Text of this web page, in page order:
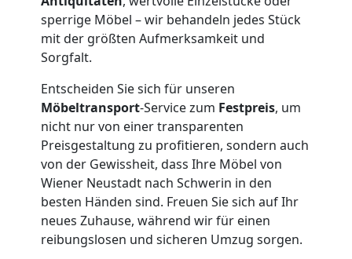
sperrige Möbel – wir behandeln jedes Stück
mit der größten Aufmerksamkeit und
Sorgfalt.
Entscheiden Sie sich für unseren
Möbeltransport-Service zum Festpreis, um
nicht nur von einer transparenten
Preisgestaltung zu profitieren, sondern auch
von der Gewissheit, dass Ihre Möbel von
Wiener Neustadt nach Schwerin in den
besten Händen sind. Freuen Sie sich auf Ihr
neues Zuhause, während wir für einen
reibungslosen und sicheren Umzug sorgen.
Expressumzug
Wiener
Neustadt
Tragehilfe
Wiener